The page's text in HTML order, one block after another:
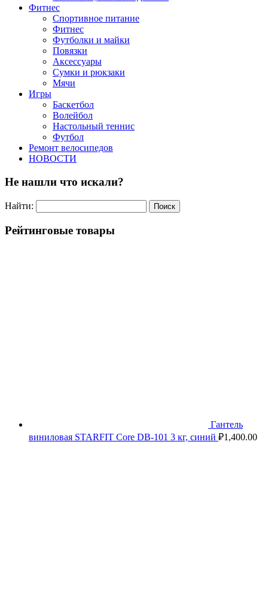
Фитнес
Спортивное питание
Фитнес
Футболки и майки
Повязки
Аксессуары
Сумки и рюкзаки
Мячи
Игры
Баскетбол
Волейбол
Настольный теннис
Футбол
Ремонт велосипедов
НОВОСТИ
Не нашли что искали?
Найти:
Рейтинговые товары
Гантель
виниловая STARFIT Core DB-101 3 кг, синий ₽1,400.00